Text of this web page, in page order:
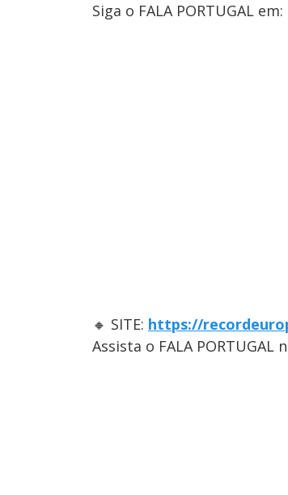
Siga o FALA PORTUGAL em:
🔸 SITE: https://
Assista o FALA PORTUGAL